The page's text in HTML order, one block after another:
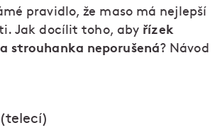
pravidlo, že maso má nejlepší
Jak docílit toho, aby řízek
strouhanka neporušená? Návod